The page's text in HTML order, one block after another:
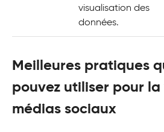
visualisation des
données.
Meilleures pratiques
pouvez utiliser pour la
médias sociaux